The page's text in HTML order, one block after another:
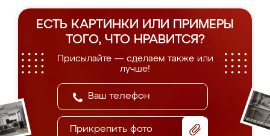
ЕСТЬ КАРТИНКИ ИЛИ ПРИМЕРЫ
ТОГО, ЧТО НРАВИТСЯ?
Присылайте — сделаем также или
лучше!
Прикрепить фото